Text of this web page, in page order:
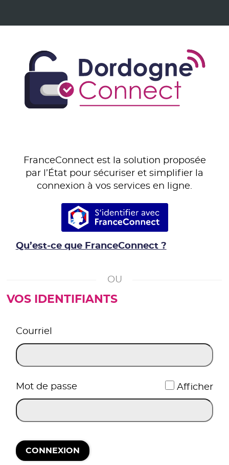
FranceConnect est la solution proposée
par l’État pour sécuriser et simplifier la
connexion à vos services en ligne.
S’identifier avec
Qu’est-ce que FranceConnect ?
VOS IDENTIFIANTS
Courriel
*
Mot de passe Afficher
CONNEXION